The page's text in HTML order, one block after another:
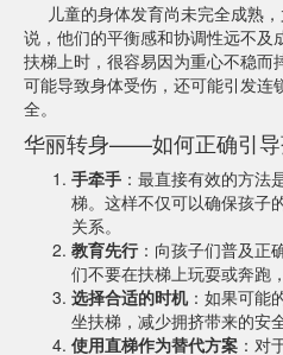
儿童的身体发育尚未完全成熟
说，他们的平衡感和协调性远不及
扶梯上时，很容易因为重心不稳而
可能导致身体受伤，还可能引发连
全。
华丽转身——如何正确引导
手牵手 ：最直接有效的方法
梯。这样不仅可以确保孩子
关系。
教育先行：向孩子们普及正
们不要在扶梯上玩耍或奔跑
选择合适的时机：如果可能
坐扶梯，减少拥挤带来的安
使用直梯作为替代方案 ：对